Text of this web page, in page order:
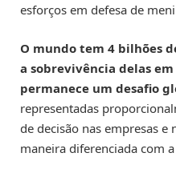
esforços em defesa de
O mundo tem 4 bilhões
a sobrevivência delas
permanece um desafio
representadas
de decisão nas empresas
maneira diferenciada com